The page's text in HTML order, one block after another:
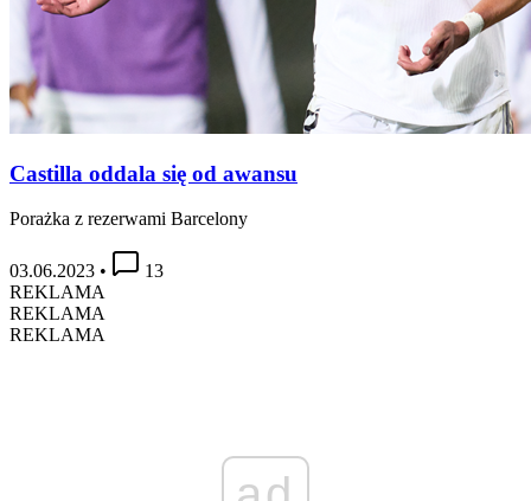
Castilla oddala się od awansu
Porażka z rezerwami Barcelony
03.06.2023 •
13
REKLAMA
REKLAMA
REKLAMA